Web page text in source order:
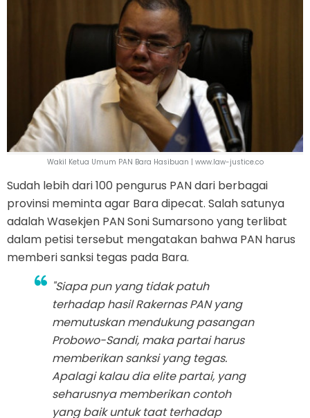
Wakil Ketua Umum PAN Bara Hasibuan | www.law-justice.co
Sudah lebih dari 100 pengurus PAN dari berbagai
provinsi meminta agar Bara dipecat. Salah satunya
adalah Wasekjen PAN Soni Sumarsono yang terlibat
dalam petisi tersebut mengatakan bahwa PAN harus
memberi sanksi tegas pada Bara.
"Siapa pun yang tidak patuh
terhadap hasil Rakernas PAN yang
memutuskan mendukung pasangan
Probowo-Sandi, maka partai harus
memberikan sanksi yang tegas.
Apalagi kalau dia elite partai, yang
seharusnya memberikan contoh
yang baik untuk taat terhadap